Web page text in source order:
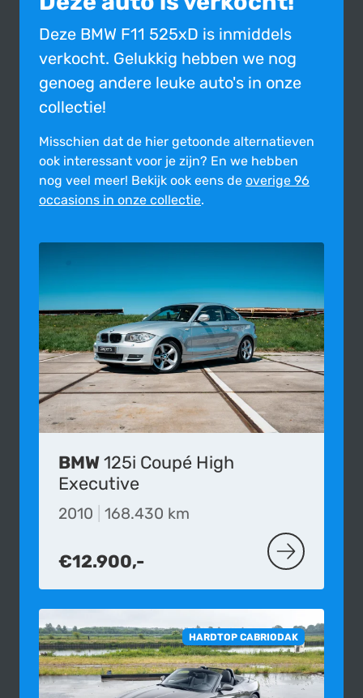
Deze BMW F11 525xD is inmiddels
verkocht. Gelukkig hebben we nog
genoeg andere leuke auto's in onze
collectie!
Misschien dat de hier getoonde alter­na­tie­ven
ook inte­res­sant voor je zijn? En we hebben
nog veel meer! Bekijk ook eens de overige 96
occasions in onze collectie.
BMW 125i Coupé High
Executive
2010 168.430 km
€12.900,- MEER OVER
HARDTOP CABRIODAK